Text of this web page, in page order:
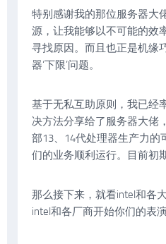
特别感谢我的那位服务器大
源，让我能够以不可能的效
寻找原因。而且也正是机缘
器‘下限’问题。
基于无私互助原则，我已经
决方法分享给了服务器大佬
部13、14代处理器生产力的
们的业务顺利运行。目前初
那么接下来，就看intel和各
intel和各厂商开始你们的表演